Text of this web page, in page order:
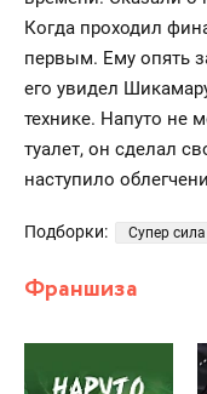
Когда проходил
первым. Ему опять
его увидел
технике. Напуто не
туалет, он сделал
наступило
Подборки: Супер сила
Франшиза